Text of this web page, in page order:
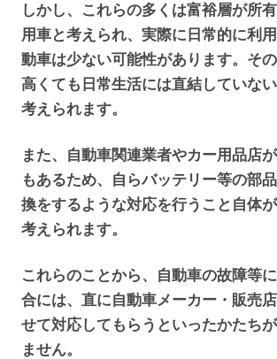
しかし、これらの多くは富裕層が所
用車と考えられ、実際に日常的に利
動車は少ない可能性があります。そ
高くても日常生活には直結していな
考えられます。
また、自動車関連業者やカー用品店
もあるため、自らバッテリー等の部
換をするような対応を行うこと自体
考えられます。
これらのことから、自動車の故障等
合には、直に自動車メーカー・販売
せて対応してもらうといったかたち
ません。